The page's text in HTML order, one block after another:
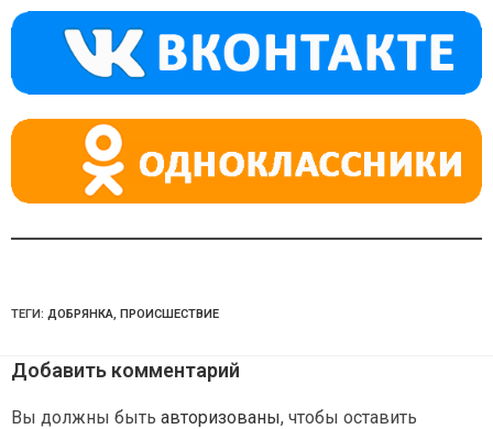
a
ss
ni
ki
m p
p
ТЕГИ: ДОБРЯНКА, ПРОИСШЕСТВИЕ
Добавить комментарий
Вы должны быть авторизованы, чтобы оставить